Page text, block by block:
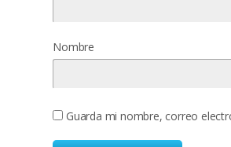
Nombre
Guarda mi nombre, correo